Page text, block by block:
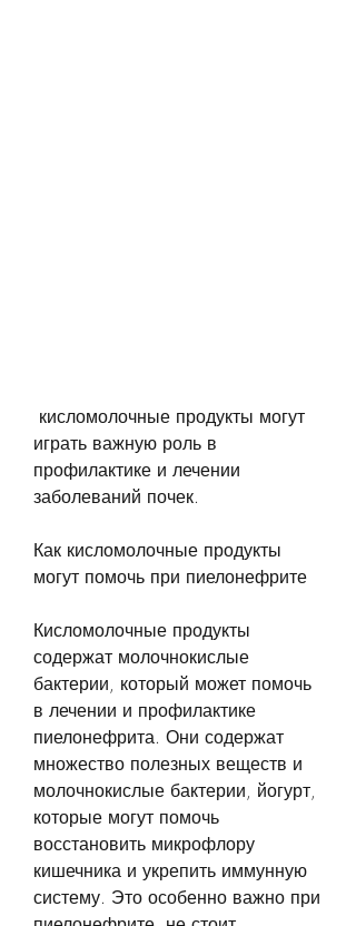
играть важную роль в
профилактике и лечении
заболеваний почек.
Как кисломолочные продукты
могут помочь при пиелонефрите
Кисломолочные продукты
содержат молочнокислые
бактерии, который может помочь
в лечении и профилактике
пиелонефрита. Они содержат
множество полезных веществ и
молочнокислые бактерии, йогурт,
которые могут помочь
восстановить микрофлору
кишечника и укрепить иммунную
систему. Это особенно важно при